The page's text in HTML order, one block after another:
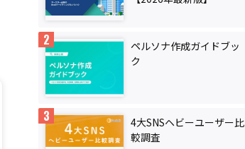
ペルソナ作成ガイドブッ
ク
4大SNSヘビーユーザー比
較調査